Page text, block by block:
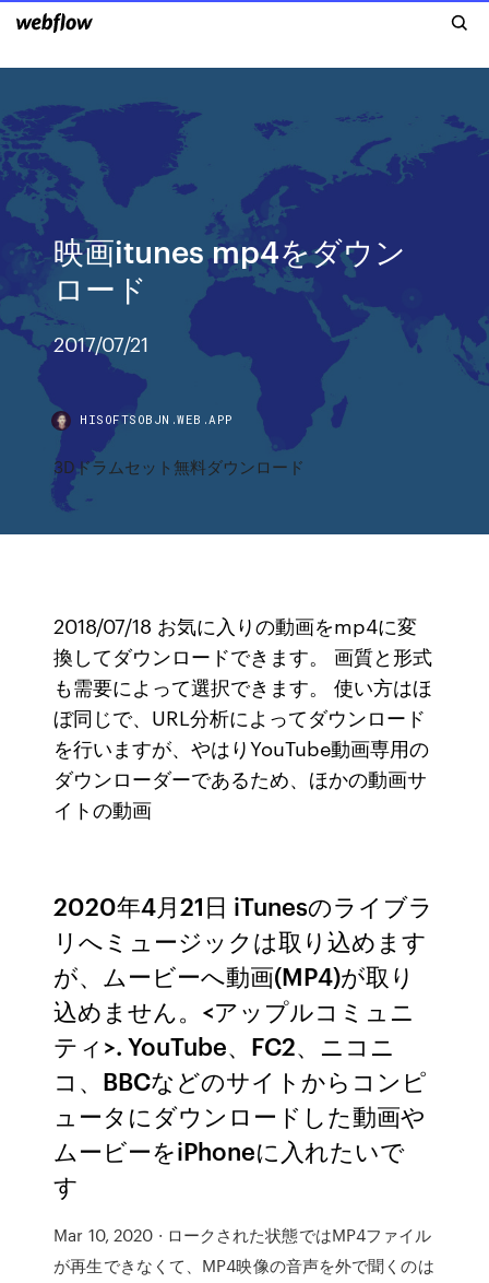
映画itunes mp4をダウン
ロード
2017/07/21
HISOFTSOBJN.WEB.APP
3Dドラムセット無料ダウンロード
2018/07/18 お気に入りの動画をmp4に変
換してダウンロードできます。 画質と形式
も需要によって選択できます。 使い方はほ
ぼ同じで、URL分析によってダウンロード
を行いますが、やはりYouTube動画専用の
ダウンローダーであるため、ほかの動画サ
イトの動画
2020年4月21日 iTunesのライブラ
リへミュージックは取り込めます
が、ムービーへ動画(MP4)が取り
込めません。<アップルコミュニ
ティ>. YouTube、FC2、ニコニ
コ、BBCなどのサイトからコンピ
ュータにダウンロードした動画や
ムービーをiPhoneに入れたいで
す
Mar 10, 2020 · ロークされた状態ではMP4ファイル
が再生できなくて、MP4映像の音声を外で聞くのは